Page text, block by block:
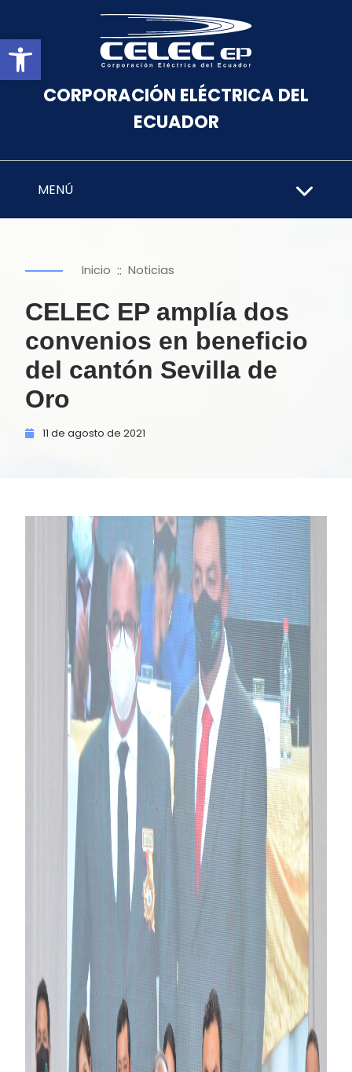
Abrir barra de herramientas
CORPORACIÓN ELÉCTRICA DEL
ECUADOR
MENÚ
Inicio :: Noticias
CELEC EP amplía dos
convenios en beneficio
del cantón Sevilla de
Oro
11 de agosto de 2021